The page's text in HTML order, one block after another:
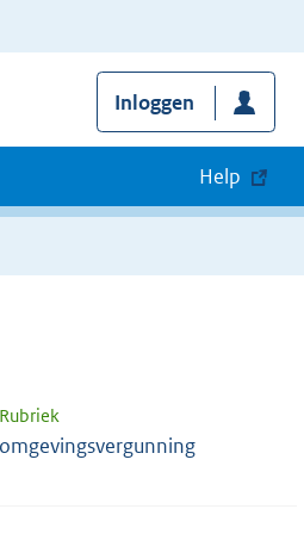
Inloggen
Help
Rubriek
omgevingsvergunning